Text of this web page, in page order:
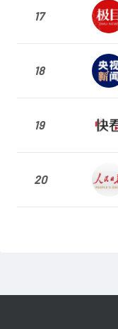
17
18
19
20